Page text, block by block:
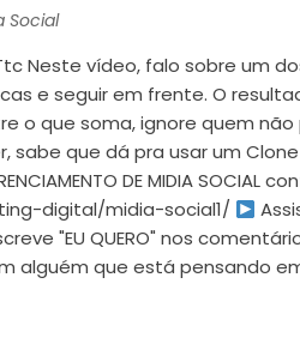
Social
Neste vídeo, falo sobre um
e seguir em frente. O
o que soma, ignore quem
sabe que dá pra usar um
DE MIDIA SOCIAL
digital/midia-social1/
"EU QUERO" nos
alguém que está pensando